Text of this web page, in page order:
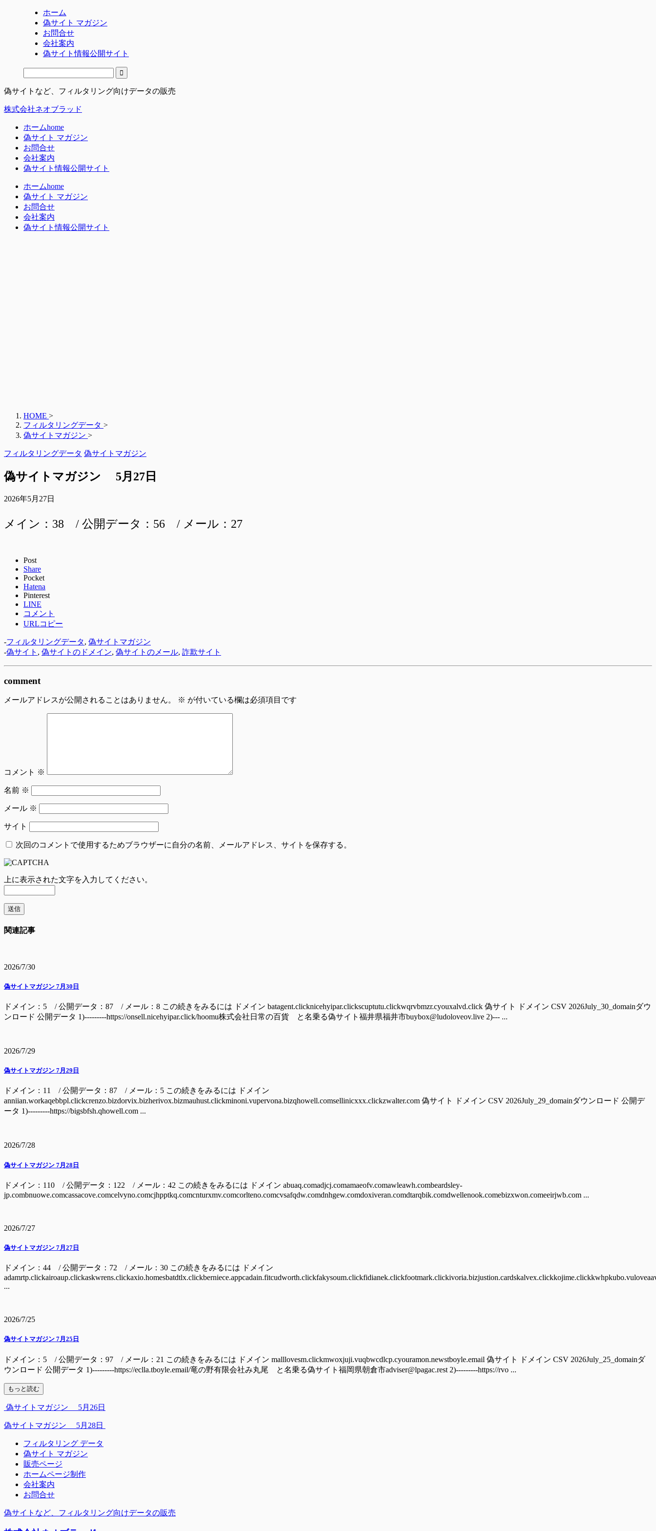
ホーム
偽サイト マガジン
お問合せ
会社案内
偽サイト情報公開サイト
偽サイトなど、フィルタリング向けデータの販売
株式会社ネオブラッド
ホームhome
偽サイト マガジン
お問合せ
会社案内
偽サイト情報公開サイト
ホームhome
偽サイト マガジン
お問合せ
会社案内
偽サイト情報公開サイト
HOME >
フィルタリングデータ >
偽サイトマガジン >
フィルタリングデータ 偽サイトマガジン
偽サイトマガジン 5月27日
2026年5月27日
メイン：38 / 公開データ：56 / メール：27
Post
Share
Pocket
Hatena
Pinterest
LINE
コメント
URLコピー
-フィルタリングデータ, 偽サイトマガジン
-偽サイト , 偽サイトのドメイン, 偽サイトのメール, 詐欺サイト
comment
メールアドレスが公開されることはありません。 ※ が付いている欄は必須項目です
コメント ※
名前 ※
メール ※
サイト
次回のコメントで使用するためブラウザーに自分の名前、メールアドレス、サイトを保存する。
上に表示された文字を入力してください。
関連記事
2026/7/30
偽サイトマガジン 7月30日
ドメイン：5 / 公開データ：87 / メール：8 この続きをみるには ドメイン batagent.clicknicehyipar.clickscuptutu.clickwqrvbmzr.cyouxalvd.click 偽サイト ドメイン CSV 2026July_30_domainダウ
ンロード 公開データ 1)---------https://onsell.nicehyipar.click/hoomu株式会社日常の百貨 と名乗る偽サイト福井県福井市buybox@ludoloveov.live 2)--- ...
2026/7/29
偽サイトマガジン 7月29日
ドメイン：11 / 公開データ：87 / メール：5 この続きをみるには ドメイン
anniian.workaqebbpl.clickcrenzo.bizdorvix.bizherivox.bizmauhust.clickminoni.vupervona.bizqhowell.comsellinicxxx.clickzwalter.com 偽サイト ドメイン CSV 2026July_29_domainダウンロード 公開デ
ータ 1)---------https://bigsbfsh.qhowell.com ...
2026/7/28
偽サイトマガジン 7月28日
ドメイン：110 / 公開データ：122 / メール：42 この続きをみるには ドメイン abuaq.comadjcj.comamaeofv.comawleawh.combeardsley-
jp.combnuowe.comcassacove.comcelvyno.comcjhpptkq.comcnturxmv.comcorlteno.comcvsafqdw.comdnhgew.comdoxiveran.comdtarqbik.comdwellenook.comebizxwon.comeeirjwb.com ...
2026/7/27
偽サイトマガジン 7月27日
ドメイン：44 / 公開データ：72 / メール：30 この続きをみるには ドメイン
...
2026/7/25
偽サイトマガジン 7月25日
ドメイン：5 / 公開データ：97 / メール：21 この続きをみるには ドメイン malllovesm.clickmwoxjuji.vuqbwcdlcp.cyouramon.newstboyle.email 偽サイト ドメイン CSV 2026July_25_domainダ
ウンロード 公開データ 1)---------https://eclla.tboyle.email/竜の野有限会社み丸尾 と名乗る偽サイト福岡県朝倉市adviser@lpagac.rest 2)---------https://rvo ...
もっと読む
偽サイトマガジン 5月26日
偽サイトマガジン 5月28日
フィルタリング データ
偽サイト マガジン
販売ページ
ホームページ制作
会社案内
お問合せ
偽サイトなど、フィルタリング向けデータの販売